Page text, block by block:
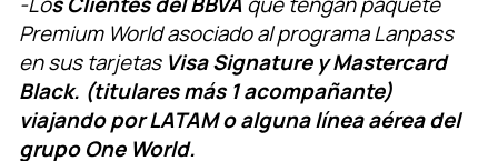
Premium World asociado al programa Lanpass
en sus tarjetas Visa Signature y Mastercard
Black. (titulares más 1 acompañante)
viajando por LATAM o alguna línea aérea del
grupo One World.